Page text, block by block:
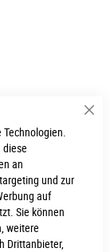
an
und zur
auf
Sie können
weitere
Drittanbieter,